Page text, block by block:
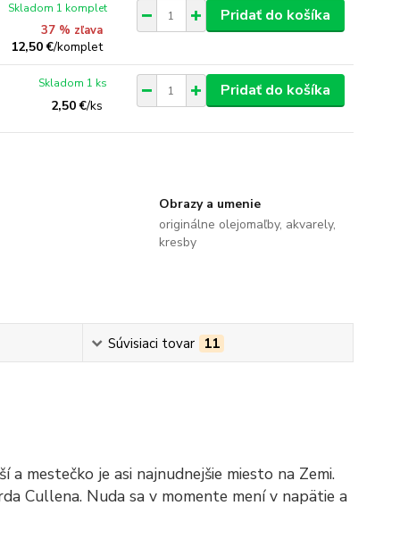
37 % zľava
12,50 €/komplet
Skladom 1 komplet Pridať do košíka
2,50 €/ks
Skladom 1 ks Pridať do košíka
Obrazy a umenie
originálne olejomaľby, akvarely,
kresby
Súvisiaci tovar 11
mestečko je asi najnudnejšie miesto na Zemi.
Cullena. Nuda sa v momente mení v napätie a